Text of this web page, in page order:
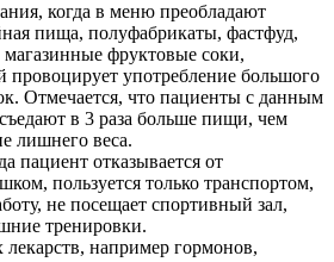
когда в меню преобладают
пища, полуфабрикаты, фастфуд,
магазинные фруктовые соки,
провоцирует употребление большого
Отмечается, что пациенты с данным
в 3 раза больше пищи, чем
лишнего веса.
пациент отказывается от
пользуется только транспортом,
не посещает спортивный зал,
тренировки.
например гормонов,